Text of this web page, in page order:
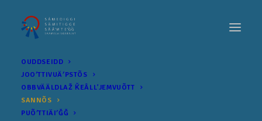
OUDDSEIDD
JOOʹTTIVUÄʹPSTÕS
OBBVÄÄLDLAŽ ǨEÂLLʼJEMVUÕTT
SANNÕS
PUÕʹTTIÄIʹǦǦ